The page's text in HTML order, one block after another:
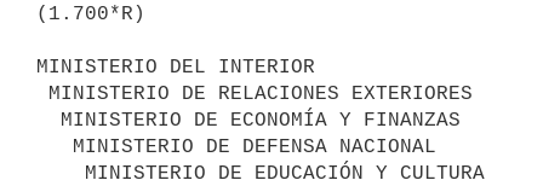
(1.700*R)
MINISTERIO DEL INTERIOR